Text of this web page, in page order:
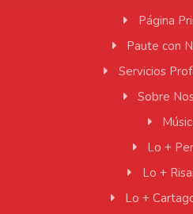
Página
Paute con
Servicios
Sobre
Lo +
Lo +
Lo +